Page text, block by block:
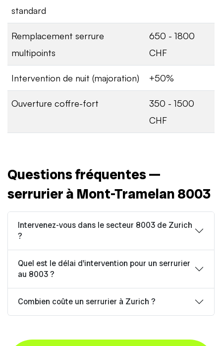
standard
Remplacement serrure
multipoints
650 - 1800
CHF
Intervention de nuit (majoration) +50%
Ouverture coffre-fort
350 - 1500
CHF
Questions fréquentes —
serrurier à Mont-Tramelan 8003
Intervenez-vous dans le secteur 8003 de Zurich
?
Quel est le délai d'intervention pour un serrurier
au 8003 ?
Combien coûte un serrurier à Zurich ?